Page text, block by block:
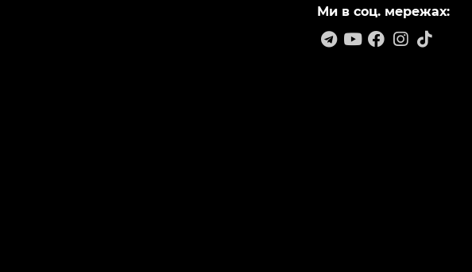
Ми в соц. мережах: